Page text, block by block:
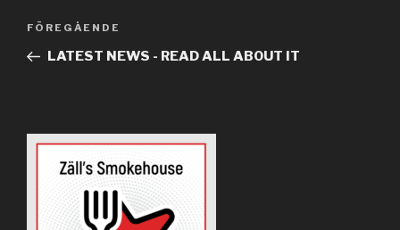
Inläggsnavigering
Föregående
inlägg
FÖREGÅENDE
LATEST NEWS - READ ALL ABOUT IT